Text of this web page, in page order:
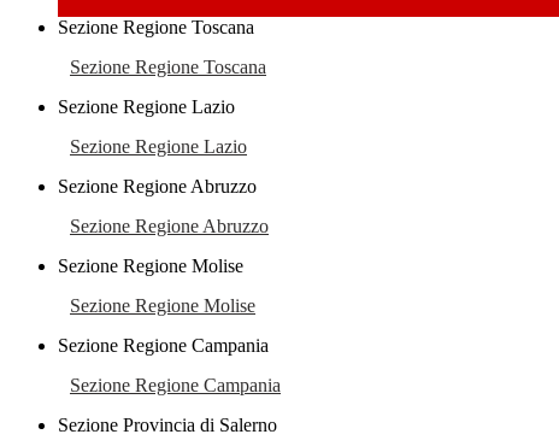
Sezione Regione Toscana
Sezione Regione Toscana
Sezione Regione Lazio
Sezione Regione Lazio
Sezione Regione Abruzzo
Sezione Regione Abruzzo
Sezione Regione Molise
Sezione Regione Molise
Sezione Regione Campania
Sezione Regione Campania
Sezione Provincia di Salerno